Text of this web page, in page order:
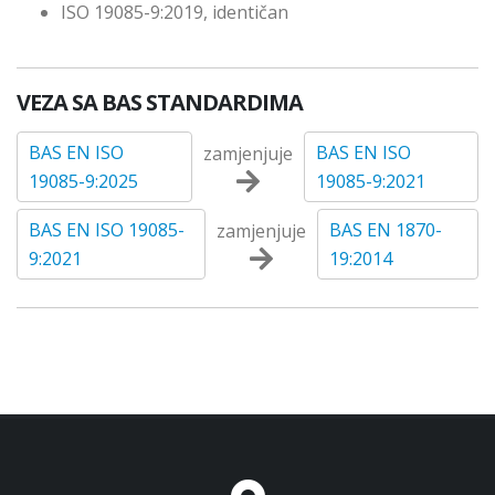
ISO 19085-9:2019, identičan
VEZA SA BAS STANDARDIMA
BAS EN ISO
19085-9:2025
zamjenjuje
BAS EN ISO
19085-9:2021
BAS EN ISO 19085-
9:2021
zamjenjuje
BAS EN 1870-
19:2014